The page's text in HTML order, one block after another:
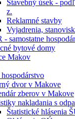
Stavebný úsek -
z.
Reklamné stavby
Vyjadrenia,
- samostatne
bytové domy
Makov
dvor v Makove
zberov v Makove
nakladania s
Štatistické hlásenia